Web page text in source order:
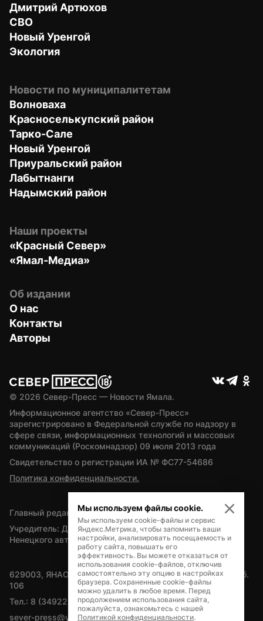
Дмитрий Артюхов
СВО
Новый Уренгой
Экология
Новости по муниципалитетам
Волноваха
Красноселькупский район
Тарко-Сале
Новый Уренгой
Приуральский район
Лабытнанги
Надымский район
Наши проекты
«Красный Север»
«Ямал-Медиа»
Об издании
О нас
Контакты
Авторы
© 2026 Север-Пресс — Новости Ямала.
Информационное агентство «Север-Пресс»
зарегистрировано в Федеральной службе по надзору в
сфере связи, информационных технологий и массовых
коммуникаций (Роскомнадзор) 09 июля 2013 года
Свидетельство о регистрации ИА № ФС77-54686
Политика конфиденциальности.
Главный редактор — А.Л. Поздеев
Учредитель: Департамент внутренней политики Ямало-
Ненецкого автономного округа
629003, ЯНАО, Салехард, мкр. Богдана Кнунянца, д.1, каб.
106
Тел.: 8 (34922) 71262
sever-press@yamal-media.ru
Мы используем файлы cookie.
Мы используем cookie-файлы и сервис
Яндекс.Метрика, чтобы запомнить ваши
настройки, анализировать посещаемость и
работу сайта, повышать его
эффективность. Вы можете отказаться от
использования cookie-файлов, отключив
самостоятельно эту опцию в настройках
браузера. Сохраненные cookie-файлы
можно удалить в любое время. Перед
продолжением использования сайта,
пожалуйста, ознакомьтесь с нашей
Политикой конфиденциальности.